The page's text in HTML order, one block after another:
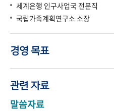
세계은행 인구사업국 전문직
국립가족계획연구소 소장
경영 목표
관련 자료
말씀자료